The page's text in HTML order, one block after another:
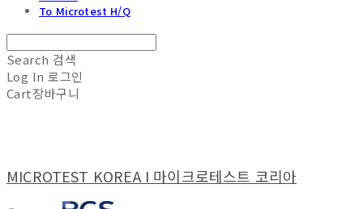
To Microtest H/Q
Search 검색
Log In 로그인
Cart장바구니
MICROTEST KOREA I 마이크로테스트 코리아